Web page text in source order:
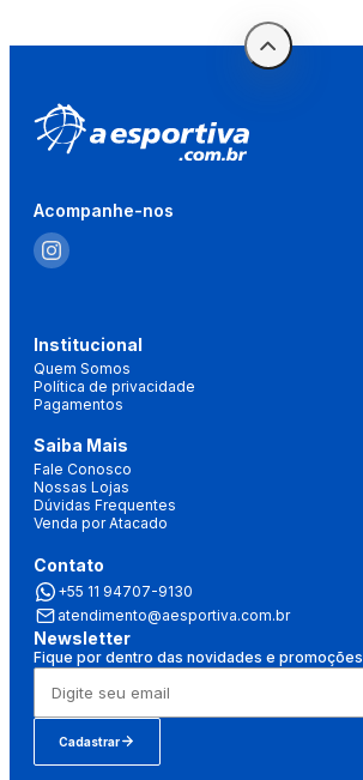
Acompanhe-nos
Institucional
Quem Somos
Política de privacidade
Pagamentos
Saiba Mais
Fale Conosco
Nossas Lojas
Dúvidas Frequentes
Venda por Atacado
Contato
+55 11 94707-9130
atendimento@aesportiva.com.br
Newsletter
Fique por dentro das novidades e promoções
Cadastrar